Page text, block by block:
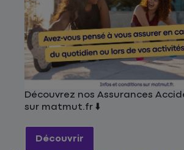
Découvrez nos Assurances
sur matmut.fr ⬇️
Découvrir